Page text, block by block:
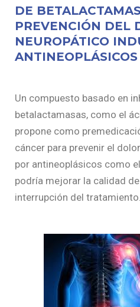
DE
PREVENCIÓN DEL
NEUROPÁTICO
ANTINEOPLÁSICOS
Un compuesto basado en
betalactamasas, como el
propone como
cáncer para prevenir el
por antineoplásicos como
podría mejorar la calidad
interrupción del tratamiento.